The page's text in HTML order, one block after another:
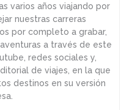
varios años viajando por
nuestras carreras
por completo a grabar,
a través de este
redes sociales y,
de viajes, en la que
destinos en su versión